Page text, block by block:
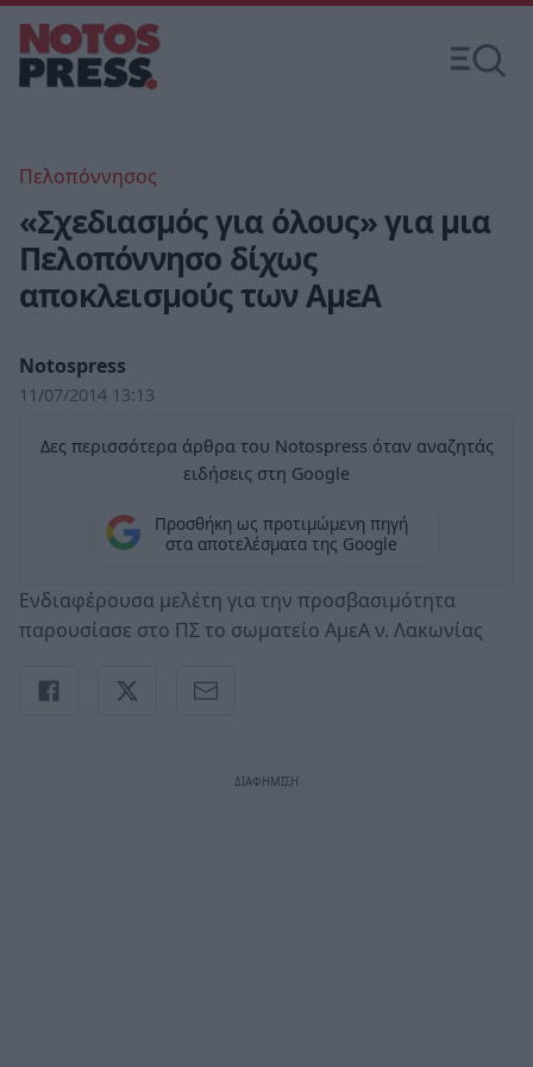
Πελοπόννησος
«Σχεδιασμός για όλους» για μια
Πελοπόννησο δίχως
αποκλεισμούς των ΑμεΑ
Notospress
11/07/2014 13:13
Δες περισσότερα άρθρα του Notospress όταν αναζητάς
ειδήσεις στη Google
Προσθήκη ως προτιμώμενη πηγή
στα αποτελέσματα της Google
Ενδιαφέρουσα μελέτη για την προσβασιμότητα
παρουσίασε στο ΠΣ το σωματείο ΑμεΑ ν. Λακωνίας